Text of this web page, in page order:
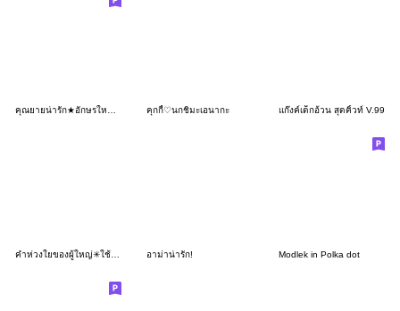
คุณยายน่ารัก★อักษรใหญ่ ส่งความรู้สึก 3D คุกกี้♡นกชิมะเอนากะ แก๊งค์เด็กอ้วน สุดคิ้วท์ V.99
อาม่าน่ารัก! Modlek in Polka dot